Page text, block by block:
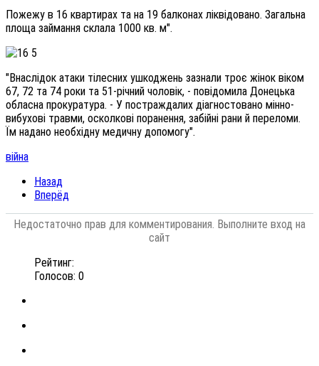
Пожежу в 16 квартирах та на 19 балконах ліквідовано. Загальна
площа займання склала 1000 кв. м".
"Внаслідок атаки тілесних ушкоджень зазнали троє жінок віком
67, 72 та 74 роки та 51-річний чоловік, - повідомила Донецька
обласна прокуратура. - У постраждалих діагностовано мінно-
вибухові травми, осколкові поранення, забійні рани й переломи.
Їм надано необхідну медичну допомогу".
війна
Назад
Вперёд
Недостаточно прав для комментирования. Выполните вход на
сайт
Рейтинг:
Голосов: 0